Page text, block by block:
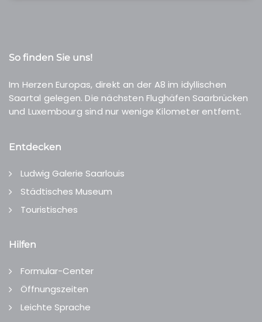
So finden Sie uns!
Im Herzen Europas, direkt an der A8 im idyllischen
Saartal gelegen. Die nächsten Flughäfen Saarbrücken
und Luxembourg sind nur wenige Kilometer entfernt.
Entdecken
Ludwig Galerie Saarlouis
Städtisches Museum
Touristisches
Hilfen
Formular-Center
Öffnungszeiten
Leichte Sprache